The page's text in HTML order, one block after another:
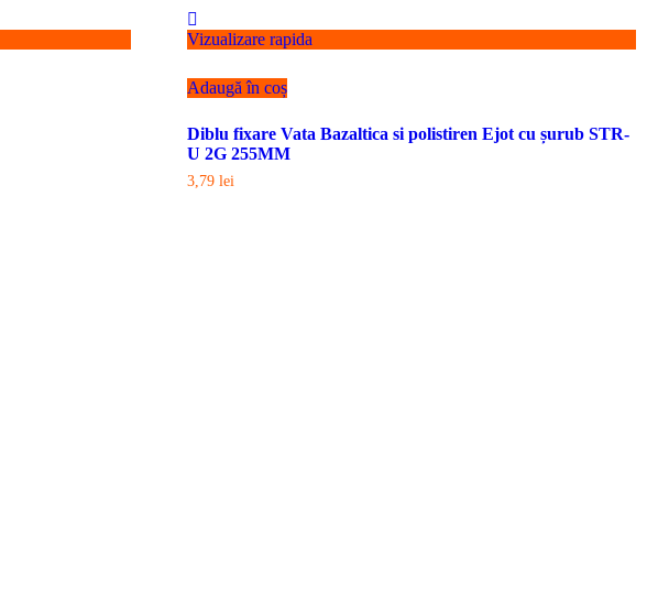
Vizualizare rapida
Adaugă în coș
Diblu fixare Vata Bazaltica si polistiren Ejot cu șurub STR-
U 2G 255MM
3,79 lei